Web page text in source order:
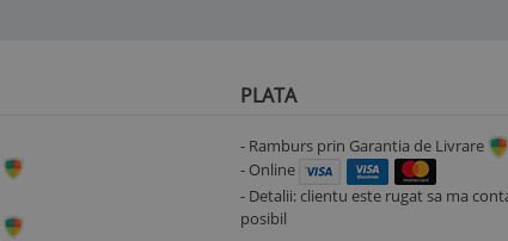
PLATA
- Ramburs prin Garantia de Livrare
- Online
- Detalii: clientu este rugat sa ma
posibil